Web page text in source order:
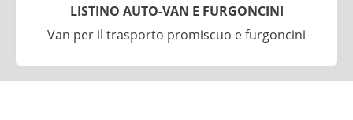
LISTINO AUTO-VAN E FURGONCINI
Van per il trasporto promiscuo e furgoncini